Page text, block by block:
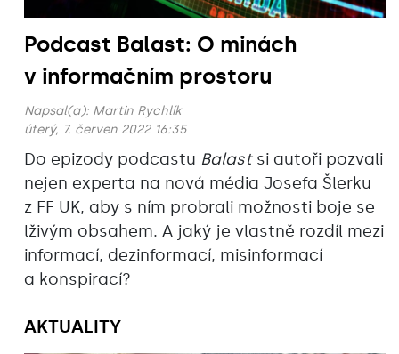
Podcast Balast: O minách
v informačním prostoru
Napsal(a): Martin Rychlík
úterý, 7. červen 2022 16:35
Do epizody podcastu Balastsi autoři pozvali
nejen experta na nová média Josefa Šlerku
z FF UK, aby s ním probrali možnosti boje se
lživým obsahem. A jaký je vlastně rozdíl mezi
informací, dezinformací, misinformací
a konspirací?
AKTUALITY